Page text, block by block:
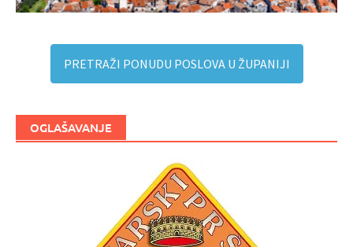
PRETRAŽI PONUDU POSLOVA U ŽUPANIJI
OGLAŠAVANJE